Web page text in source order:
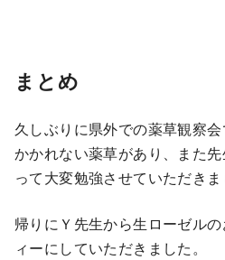
まとめ
久しぶりに県外での薬草観察
かかれない薬草があり、また
って大変勉強させていただきま
帰りにＹ先生から生ローゼル
ィーにしていただきました。